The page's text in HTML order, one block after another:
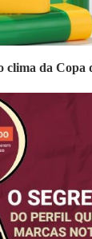
clima da Copa